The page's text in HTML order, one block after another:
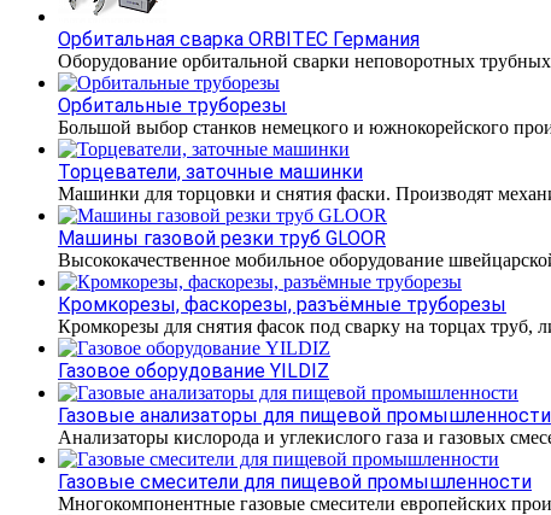
Орбитальная сварка ORBITEC Германия
Оборудование орбитальной сварки неповоротных
Орбитальные труборезы
Большой выбор станков немецкого и южнокорейского
Торцеватели, заточные машинки
Машинки для торцовки и снятия фаски. Производят
Машины газовой резки труб GLOOR
Высококачественное мобильное оборудование
Кромкорезы, фаскорезы, разъёмные труборезы
Кромкорезы для снятия фасок под сварку на торцах труб,
Газовое оборудование YILDIZ
Газовые анализаторы для пищевой промышленности
Анализаторы кислорода и углекислого газа и газовых
Газовые смесители для пищевой промышленности
Многокомпонентные газовые смесители европейских